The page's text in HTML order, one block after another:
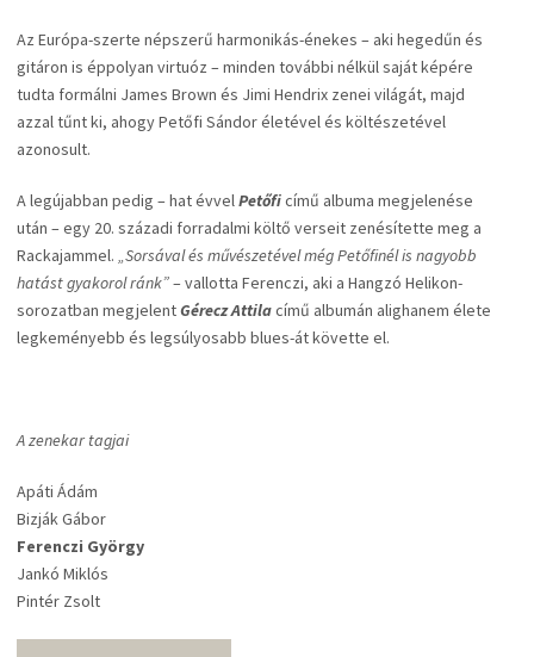
Az Európa-szerte népszerű harmonikás-énekes – aki hegedűn és
gitáron is éppolyan virtuóz – minden további nélkül saját képére
tudta formálni James Brown és Jimi Hendrix zenei világát, majd
azzal tűnt ki, ahogy Petőfi Sándor életével és költészetével
azonosult.
A legújabban pedig – hat évvelPetőficímű albuma megjelenése
után – egy 20. századi forradalmi költő verseit zenésítette meg a
Rackajammel. „Sorsával és művészetével még Petőfinél is nagyobb
hatást gyakorol ránk”– vallotta Ferenczi, aki a Hangzó Helikon-
sorozatban megjelentGérecz Attilacímű albumán alighanem élete
legkeményebb és legsúlyosabb blues-át követte el.
A zenekar tagjai
Apáti Ádám
Bizják Gábor
Ferenczi György
Jankó Miklós
Pintér Zsolt